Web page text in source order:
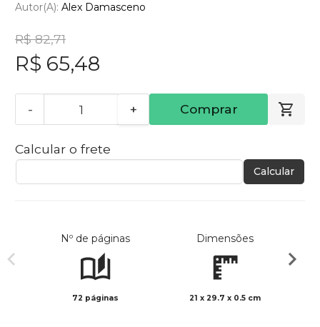
Autor(a): Alex Damasceno
R$ 82,71
R$ 65,48
- + Comprar
Calcular o frete
Calcular
Nº de páginas
72 páginas
Dimensões
21 x 29.7 x 0.5 cm